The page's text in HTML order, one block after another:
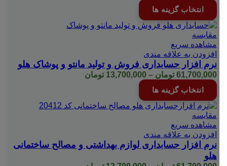
through
69,700,000 تومان
انتخاب گزینه ها
این
دارای
انواع
باشد.
گزینه
ها
است
در
شوند
مقایسه
مشاهده سریع
افزودن به علاقه مندی
نرم افزار حسابداری فروش و تولید مانتو و پوشاک هلو
61,700,000 تومان –
13,700,000 تومان
through
61,700,000 تومان
انتخاب گزینه ها
این
دارای
انواع
باشد.
گزینه
مقایسه
مشاهده سریع
افزودن به علاقه مندی
نرم افزار حسابداری لوازم بهداشتی و مصالح ساختمانی
هلو